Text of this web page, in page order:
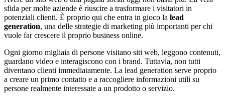
sfida per molte aziende è riuscire a trasformare i visitatori in
potenziali clienti. È proprio qui che entra in gioco la lead
generation, una delle strategie di marketing più importanti per chi
vuole far crescere il proprio business online.
Ogni giorno migliaia di persone visitano siti web, leggono contenuti,
guardano video e interagiscono con i brand. Tuttavia, non tutti
diventano clienti immediatamente. La lead generation serve proprio
a creare un primo contatto e a raccogliere informazioni utili su
persone realmente interessate a un prodotto o servizio.